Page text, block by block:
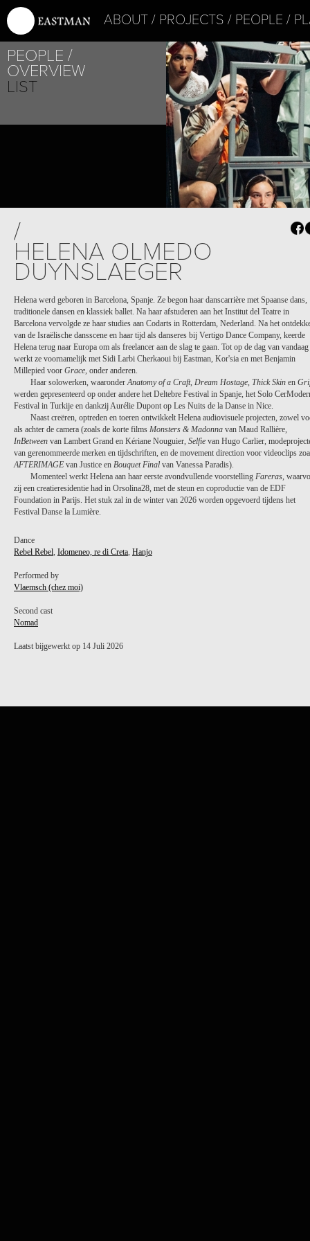
ABOUT PROJECTS PEOPLE
PEOPLE
OVERVIEW
LIST
VLAEMSCH (CHEZ
/
HELENA OLMEDO
DUYNSLAEGER
Helena werd geboren in Barcelona, Spanje. Ze begon haar danscarrière met Spaanse dans,
traditionele dansen en klassiek ballet. Na haar afstuderen aan het Institut del Teatre in
Barcelona vervolgde ze haar studies aan Codarts in Rotterdam, Nederland. Na het
van de Israëlische dansscene en haar tijd als danseres bij Vertigo Dance Company, keerde
Helena terug naar Europa om als freelancer aan de slag te gaan. Tot op de dag van vandaag
werkt ze voornamelijk met Sidi Larbi Cherkaoui bij Eastman, Kor'sia en met Benjamin
Millepied voor Grace, onder anderen.
Haar solowerken, waaronderAnatomy of a Craft, Dream Hostage, Thick Skin en
werden gepresenteerd op onder andere het Deltebre Festival in Spanje, het Solo
Festival in Turkije en dankzij Aurélie Dupont op Les Nuits de la Danse in Nice.
Naast creëren, optreden en toeren ontwikkelt Helena audiovisuele projecten, zowel
als achter de camera (zoals de korte films Monsters & Madonna van Maud Rallière,
InBetween van Lambert Grand en Kériane Nouguier, Selfie van Hugo Carlier,
van gerenommeerde merken en tijdschriften, en de movement direction voor videoclips
AFTERIMAGE van Justice en Bouquet Final van Vanessa Paradis).
Momenteel werkt Helena aan haar eerste avondvullende voorstelling Fareras,
zij een creatieresidentie had in Orsolina28, met de steun en coproductie van de EDF
Foundation in Parijs. Het stuk zal in de winter van 2026 worden opgevoerd tijdens het
Festival Danse la Lumière.
Dance
Rebel Rebel, Idomeneo, re di Creta, Hanjo
Performed by
Vlaemsch (chez moi)
Second cast
Nomad
Laatst bijgewerkt op 14 Juli 2026